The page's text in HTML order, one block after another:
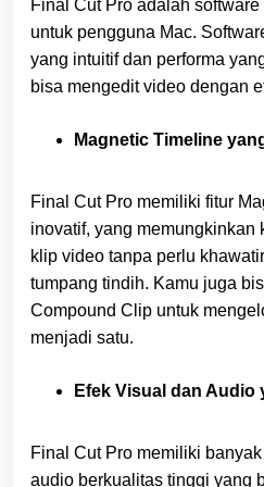
Final Cut Pro adalah
untuk pengguna Mac.
yang intuitif dan performa
bisa mengedit video dengan
Magnetic Timeline
Final Cut Pro memiliki fitur
inovatif, yang memungkinkan
klip video tanpa perlu
tumpang tindih. Kamu juga
Compound Clip untuk
menjadi satu.
Efek Visual dan
Final Cut Pro memiliki
audio berkualitas tinggi yang